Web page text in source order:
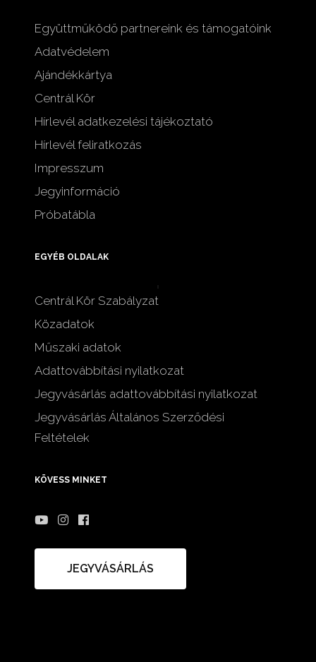
Együttműködő partnereink és támogatóink
Adatvédelem
Ajándékkártya
Centrál Kör
Hírlevél adatkezelési tájékoztató
Hírlevél feliratkozás
Impresszum
Jegyinformáció
Próbatábla
EGYÉB OLDALAK
Centrál Kör Szabályzat
Közadatok
Műszaki adatok
Adattovábbítási nyilatkozat
Jegyvásárlás adattovábbítási nyilatkozat
Jegyvásárlás Általános Szerződési
Feltételek
KÖVESS MINKET
JEGYVÁSÁRLÁS